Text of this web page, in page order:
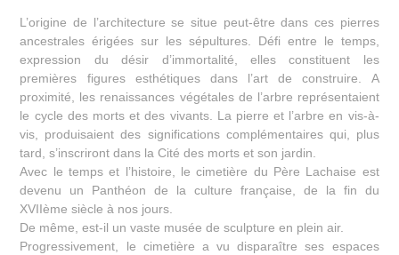
L’origine de l’architecture se situe peut-être dans ces pierres
ancestrales érigées sur les sépultures. Défi entre le temps,
expression du désir d’immortalité, elles constituent les
premières figures esthétiques dans l’art de construire. A
proximité, les renaissances végétales de l’arbre représentaient
le cycle des morts et des vivants. La pierre et l’arbre en vis-à-
vis, produisaient des significations complémentaires qui, plus
tard, s’inscriront dans la Cité des morts et son jardin.
Avec le temps et l’histoire, le cimetière du Père Lachaise est
devenu un Panthéon de la culture française, de la fin du
XVIIème siècle à nos jours.
De même, est-il un vaste musée de sculpture en plein air.
Progressivement, le cimetière a vu disparaître ses espaces